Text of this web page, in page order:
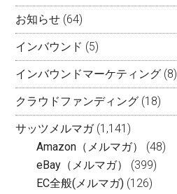
お知らせ (64)
インバウンド (5)
インバウンドマーケティング (8)
クラウドファンディング (18)
サッツメルマガ(1,141)
Amazon（メルマガ）
(48)
eBay（メルマガ）
(399)
EC全般(メルマガ) (126)